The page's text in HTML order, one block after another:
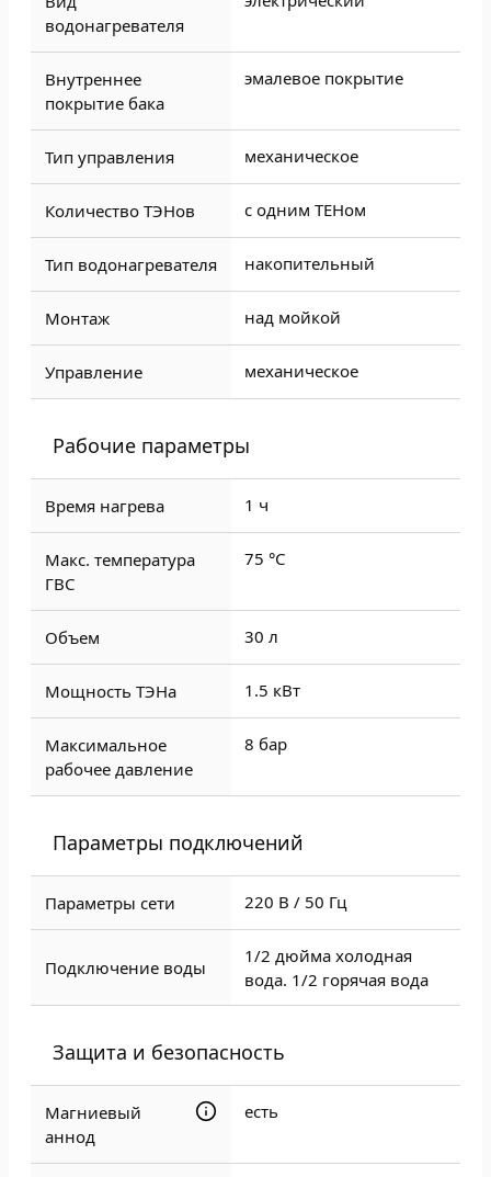
водонагревателя
Внутреннее
покрытие бака
эмалевое покрытие
Тип управления механическое
Количество ТЭНов с одним ТЕНом
Тип водонагревателя накопительный
Монтаж над мойкой
Управление механическое
Рабочие параметры
Время нагрева 1 ч
Макс. температура
ГВС
75 °С
Объем 30 л
Мощность ТЭНа 1.5 кВт
Максимальное
рабочее давление
8 бар
Параметры подключений
Параметры сети 220 В / 50 Гц
Подключение воды
1/2 дюйма холодная
вода. 1/2 горячая вода
Защита и безопасность
Магниевый
аннод
есть